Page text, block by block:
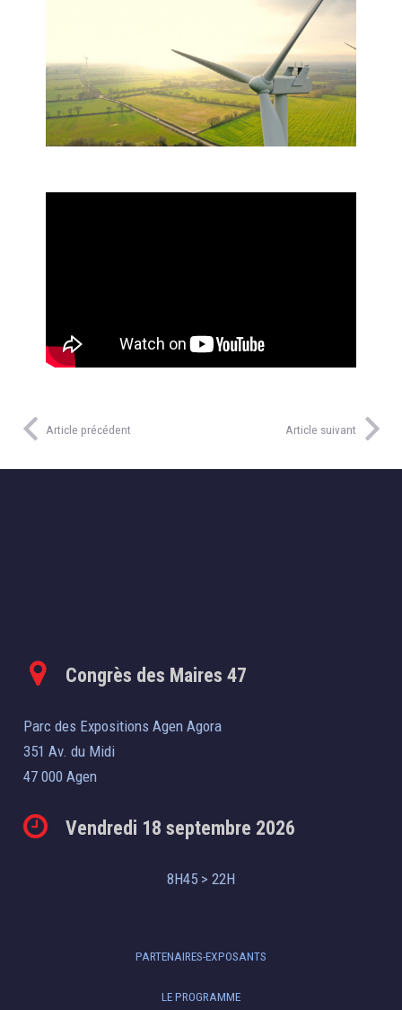
Article précédent Article suivant
Congrès des Maires 47
Parc des Expositions Agen Agora
351 Av. du Midi
47 000 Agen
Vendredi 18 septembre 2026
8H45 > 22H
PARTENAIRES-EXPOSANTS
LE PROGRAMME